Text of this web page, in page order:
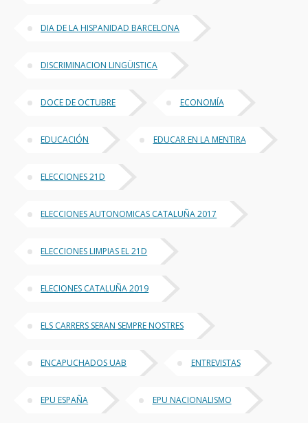
DIA DE LA HISPANIDAD BARCELONA
DISCRIMINACION LINGÜISTICA
DOCE DE OCTUBRE ECONOMÍA
EDUCACIÓN EDUCAR EN LA MENTIRA
ELECCIONES 21D
ELECCIONES AUTONOMICAS CATALUÑA 2017
ELECCIONES LIMPIAS EL 21D
ELECIONES CATALUÑA 2019
ELS CARRERS SERAN SEMPRE NOSTRES
ENCAPUCHADOS UAB ENTREVISTAS
EPU ESPAÑA EPU NACIONALISMO